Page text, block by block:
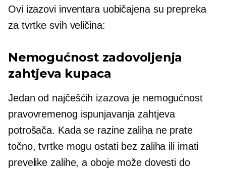
Ovi izazovi inventara uobičajena su prepreka
za tvrtke svih veličina:
Nemogućnost zadovoljenja
zahtjeva kupaca
Jedan od najčešćih izazova je nemogućnost
pravovremenog ispunjavanja zahtjeva
potrošača. Kada se razine zaliha ne prate
točno, tvrtke mogu ostati bez zaliha ili imati
prevelike zalihe, a oboje može dovesti do